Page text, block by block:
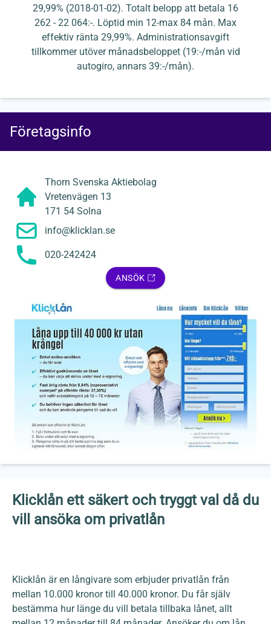
29,99% (2018-01-02). Totalt belopp att betala 16
262 - 22 064:-. Löptid min 12-max 84 mån. Max
effektiv ränta 29,99%. Administrationsavgift
tillkommer utöver månadsbeloppet (19:-/mån vid
autogiro, annars 39:-/mån).
Företagsinfo
Thorn Svenska Aktiebolag
Vretenvägen 13
171 54 Solna
info@klicklan.se
020-242424
ANSÖK
Klicklån ett säkert och tryggt val då du
vill ansöka om privatlån
Klicklån är en långivare som erbjuder privatlån från
mellan 10.000 kronor till 40.000 kronor. Du får själv
bestämma hur länge du vill betala tillbaka lånet, allt